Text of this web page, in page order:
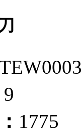
9
1775